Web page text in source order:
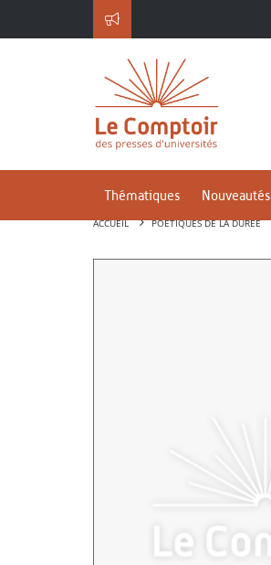
Thématiques Nouveautés
ACCUEIL POÉTIQUES DE LA DURÉE